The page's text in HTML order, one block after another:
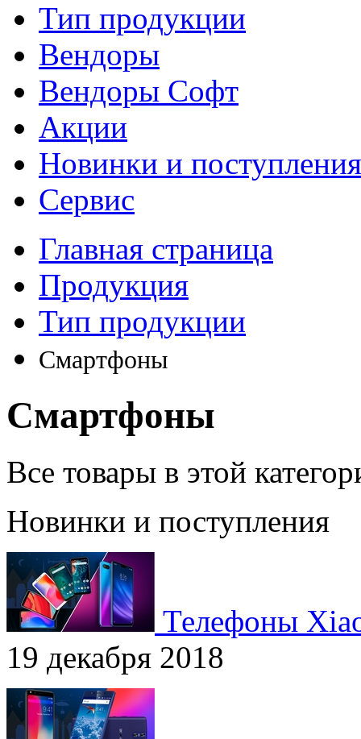
Тип продукции
Вендоры
Вендоры Софт
Акции
Новинки и поступления
Сервис
Главная страница
Продукция
Тип продукции
Смартфоны
Смартфоны
Все товары в этой
Новинки и поступления
Телефоны
19 декабря 2018